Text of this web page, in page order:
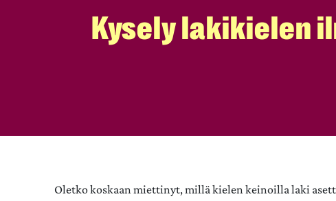
Kysely lakikielen
Oletko koskaan miettinyt, millä kielen keinoilla laki